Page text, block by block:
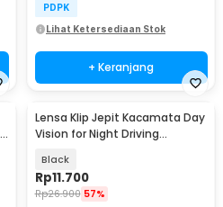
PDPK
Lihat Ketersediaan Stok
+ Keranjang
Lensa Klip Jepit Kacamata Day
Vision for Night Driving
Black
Rp11.700
Rp26.900 57%